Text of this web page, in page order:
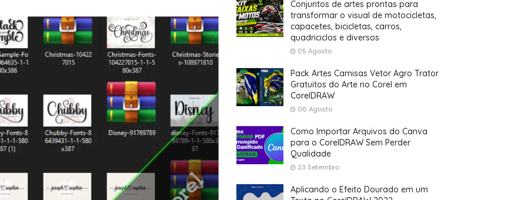
Conjuntos de artes prontas para
transformar o visual de motocicletas,
capacetes, bicicletas, carros,
quadriciclos e diversos
05 Agosto
Pack Artes Camisas Vetor Agro Trator
Gratuitos do Arte no Corel em
CorelDRAW
06 Agosto
Como Importar Arquivos do Canva
para o CorelDRAW Sem Perder
Qualidade
23 Setembro
Aplicando o Efeito Dourado em um